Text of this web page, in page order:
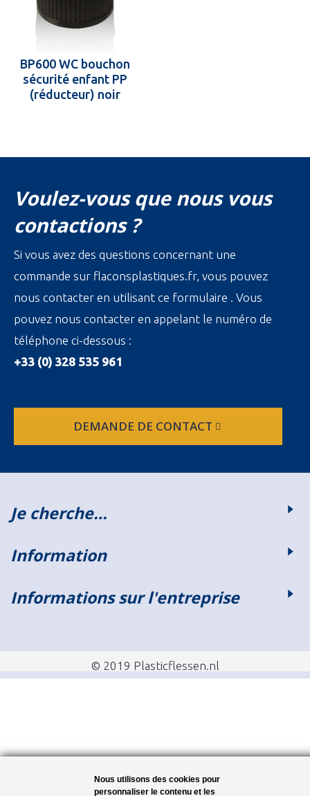
BP600 WC bouchon
sécurité enfant PP
(réducteur) noir
Voulez-vous que nous vous
contactions ?
Si vous avez des questions concernant une
commande sur flaconsplastiques.fr, vous pouvez
nous contacter en utilisant ce formulaire . Vous
pouvez nous contacter en appelant le numéro de
téléphone ci-dessous :
+33 (0) 328 535 961
DEMANDE DE CONTACT
Je cherche…
Information
Informations sur l'entreprise
© 2019 Plasticflessen.nl
Nous utilisons des cookies pour
personnaliser le contenu et les